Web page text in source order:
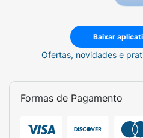
Baixar
Ofertas, novidades e
Formas de Pagamento